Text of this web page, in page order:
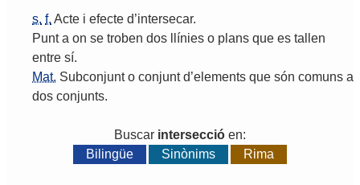
s. f. Acte i efecte d’intersecar.
Punt a on se troben dos llínies o plans que es tallen
entre sí.
Mat. Subconjunt o conjunt d’elements que són comuns a
dos conjunts.
Buscar intersecció en:
Bilingüe
Sinònims Rima